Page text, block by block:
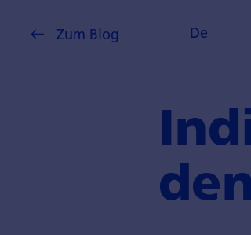
Zum Blog De